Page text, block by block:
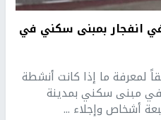
انفجار بمبنى سكني في
لمعرفة ما إذا كانت أنشطة
في مبنى سكني بمدينة
أشخاص وإجلاء ...